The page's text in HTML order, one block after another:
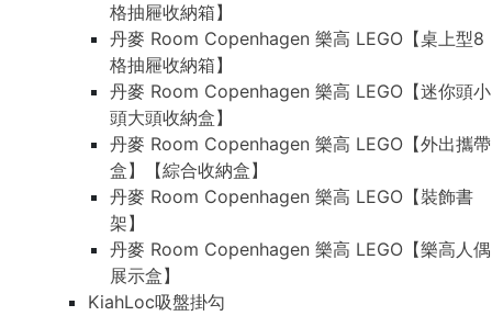
格抽屜收納箱】
丹麥 Room Copenhagen 樂高 LEGO【桌上型8
格抽屜收納箱】
丹麥 Room Copenhagen 樂高 LEGO【迷你頭小
頭大頭收納盒】
丹麥 Room Copenhagen 樂高 LEGO【外出攜帶
盒】【綜合收納盒】
丹麥 Room Copenhagen 樂高 LEGO【裝飾書
架】
丹麥 Room Copenhagen 樂高 LEGO【樂高人偶
展示盒】
KiahLoc吸盤掛勾